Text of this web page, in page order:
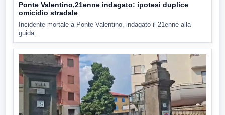
Ponte Valentino,21enne indagato: ipotesi duplice
omicidio stradale
Incidente mortale a Ponte Valentino, indagato il 21enne alla
guida...